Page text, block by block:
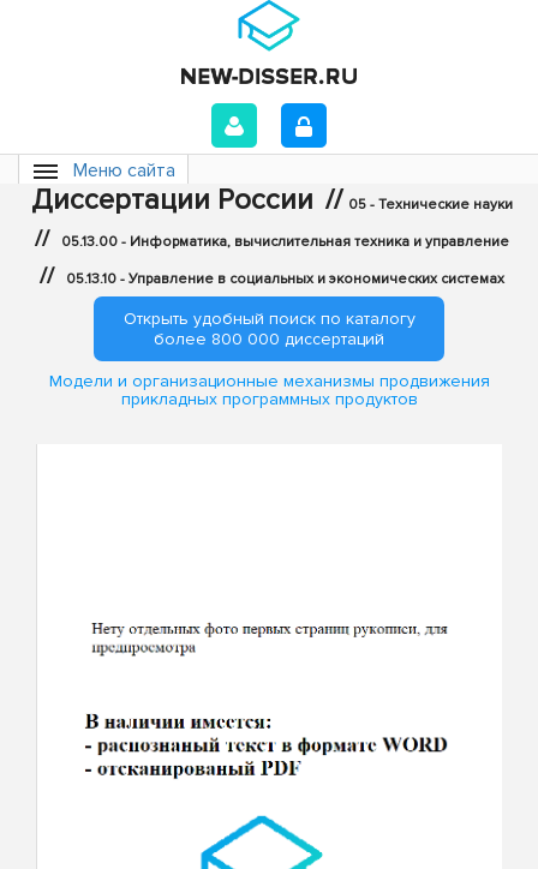
Меню сайта
Диссертации России // 05 - Технические науки
// 05.13.00 - Информатика, вычислительная техника и управление
// 05.13.10 - Управление в социальных и экономических системах
Открыть удобный поиск по каталогу
более 800 000 диссертаций
Модели и организационные механизмы продвижения
прикладных программных продуктов